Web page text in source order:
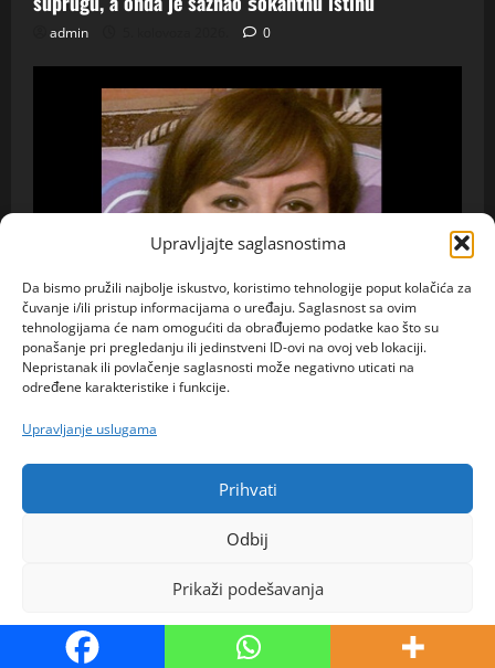
Upravljajte saglasnostima
Da bismo pružili najbolje iskustvo, koristimo tehnologije poput kolačića za
čuvanje i/ili pristup informacijama o uređaju. Saglasnost sa ovim
tehnologijama će nam omogućiti da obrađujemo podatke kao što su
ponašanje pri pregledanju ili jedinstveni ID-ovi na ovoj veb lokaciji.
Nepristanak ili povlačenje saglasnosti može negativno uticati na
određene karakteristike i funkcije.
Upravljanje uslugama
Prihvati
Odbij
Prikaži podešavanja
Politika kolačića
admin 0
Rada 39 Novi Pazar – Jedna poruka mogla bi joj
promijeniti život: želi upoznati muškarca za ozbiljnu
admin